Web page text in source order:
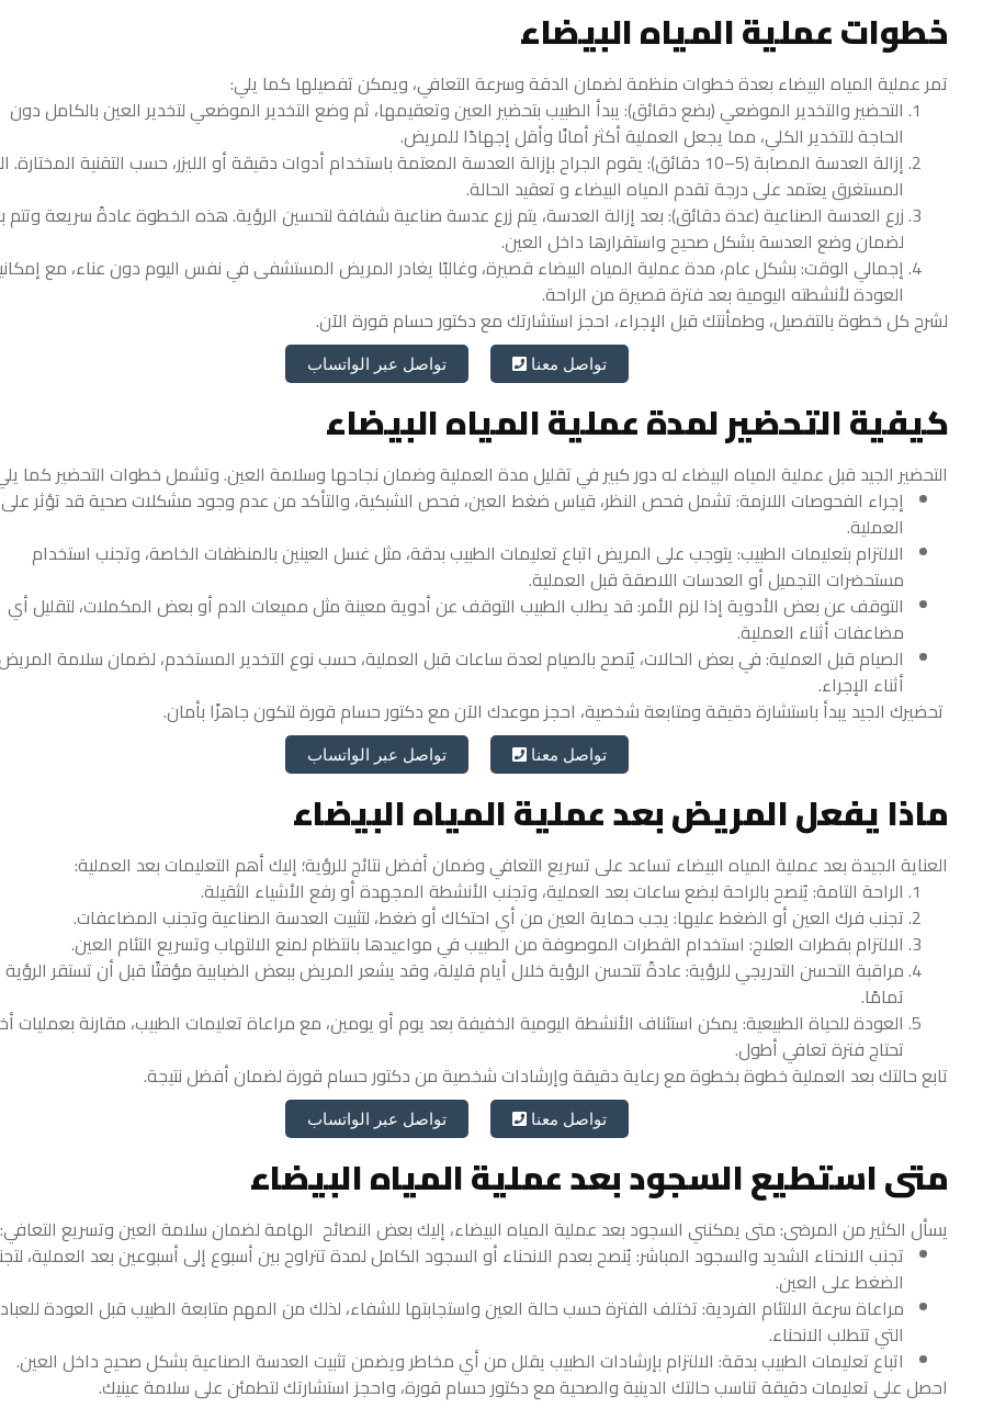
خطوات عملية المياه البيضاء
تمر عملية المياه البيضاء بعدة خطوات منظمة لضمان الدقة وسرعة التعافي، ويمكن تفصيلها كما يلي:
التحضير والتخدير الموضعي (بضع دقائق): يبدأ الطبيب بتحضير العين وتعقيمها، ثم وضع التخدير الموضعي لتخدير العين بالكامل دون
الحاجة للتخدير الكلي، مما يجعل العملية أكثر أمانًا وأقل إجهادًا للمريض.
إزالة العدسة المصابة (5–10 دقائق): يقوم الجراح بإزالة العدسة المعتمة باستخدام أدوات دقيقة أو الليزر، حسب التقنية
المستغرق يعتمد على درجة تقدم المياه البيضاء و تعقيد الحالة.
زرع العدسة الصناعية (عدة دقائق): بعد إزالة العدسة، يتم زرع عدسة صناعية شفافة لتحسين الرؤية. هذه الخطوة عادةً سريعة وتتم
لضمان وضع العدسة بشكل صحيح واستقرارها داخل العين.
إجمالي الوقت: بشكل عام، مدة عملية المياه البيضاء قصيرة، وغالبًا يغادر المريض المستشفى في نفس اليوم دون عناء، مع
العودة لأنشطته اليومية بعد فترة قصيرة من الراحة.
لشرح كل خطوة بالتفصيل، وطمأنتك قبل الإجراء، احجز استشارتك مع دكتور حسام قورة الآن.
تواصل معنا تواصل عبر الواتساب
كيفية التحضير لمدة عملية المياه البيضاء
التحضير الجيد قبل عملية المياه البيضاء له دور كبير في تقليل مدة العملية وضمان نجاحها وسلامة العين. وتشمل خطوات التحضير كما
إجراء الفحوصات اللازمة: تشمل فحص النظر، قياس ضغط العين، فحص الشبكية، والتأكد من عدم وجود مشكلات صحية قد تؤثر على
العملية.
الالتزام بتعليمات الطبيب: يتوجب على المريض اتباع تعليمات الطبيب بدقة، مثل غسل العينين بالمنظفات الخاصة، وتجنب استخدام
مستحضرات التجميل أو العدسات اللاصقة قبل العملية.
التوقف عن بعض الأدوية إذا لزم الأمر: قد يطلب الطبيب التوقف عن أدوية معينة مثل مميعات الدم أو بعض المكملات، لتقليل أي
مضاعفات أثناء العملية.
الصيام قبل العملية: في بعض الحالات، يُنصح بالصيام لعدة ساعات قبل العملية، حسب نوع التخدير المستخدم، لضمان سلامة
أثناء الإجراء.
تحضيرك الجيد يبدأ باستشارة دقيقة ومتابعة شخصية، احجز موعدك الآن مع دكتور حسام قورة لتكون جاهزًا بأمان.
تواصل معنا تواصل عبر الواتساب
ماذا يفعل المريض بعد عملية المياه البيضاء
العناية الجيدة بعد عملية المياه البيضاء تساعد على تسريع التعافي وضمان أفضل نتائج للرؤية؛ إليك أهم التعليمات بعد العملية:
الراحة التامة: يُنصح بالراحة لبضع ساعات بعد العملية، وتجنب الأنشطة المجهدة أو رفع الأشياء الثقيلة.
تجنب فرك العين أو الضغط عليها: يجب حماية العين من أي احتكاك أو ضغط، لتثبيت العدسة الصناعية وتجنب المضاعفات.
الالتزام بقطرات العلاج: استخدام القطرات الموصوفة من الطبيب في مواعيدها بانتظام لمنع الالتهاب وتسريع التئام العين.
مراقبة التحسن التدريجي للرؤية: عادةً تتحسن الرؤية خلال أيام قليلة، وقد يشعر المريض ببعض الضبابية مؤقتًا قبل أن تستقر الرؤية
تمامًا.
العودة للحياة الطبيعية: يمكن استئناف الأنشطة اليومية الخفيفة بعد يوم أو يومين، مع مراعاة تعليمات الطبيب، مقارنة بعمليات
تحتاج فترة تعافي أطول.
تابع حالتك بعد العملية خطوة بخطوة مع رعاية دقيقة وإرشادات شخصية من دكتور حسام قورة لضمان أفضل نتيجة.
تواصل معنا تواصل عبر الواتساب
متى استطيع السجود بعد عملية المياه البيضاء
يسأل الكثير من المرضى: متى يمكنني السجود بعد عملية المياه البيضاء، إليك بعض النصائح الهامة لضمان سلامة العين وتسريع التعافي:
تجنب الانحناء الشديد والسجود المباشر: يُنصح بعدم الانحناء أو السجود الكامل لمدة تتراوح بين أسبوع إلى أسبوعين بعد العملية،
الضغط على العين.
مراعاة سرعة الالتئام الفردية: تختلف الفترة حسب حالة العين واستجابتها للشفاء، لذلك من المهم متابعة الطبيب قبل العودة
التي تتطلب الانحناء.
اتباع تعليمات الطبيب بدقة: الالتزام بإرشادات الطبيب يقلل من أي مخاطر ويضمن تثبيت العدسة الصناعية بشكل صحيح داخل العين.
احصل على تعليمات دقيقة تناسب حالتك الدينية والصحية مع دكتور حسام قورة، واحجز استشارتك لتطمئن على سلامة عينيك.